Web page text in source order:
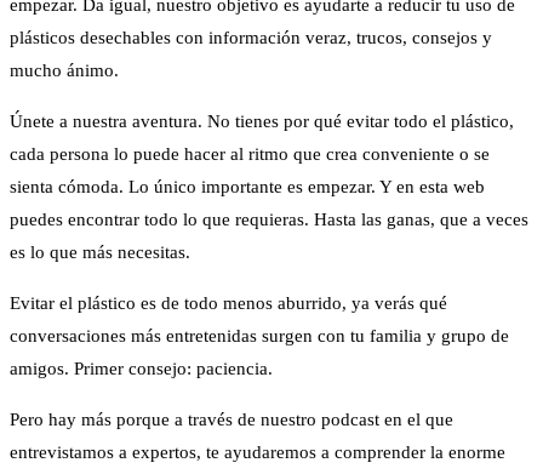
empezar. Da igual, nuestro objetivo es ayudarte a reducir tu uso de
plásticos desechables con información veraz, trucos, consejos y
mucho ánimo.
Únete a nuestra aventura. No tienes por qué evitar todo el plástico,
cada persona lo puede hacer al ritmo que crea conveniente o se
sienta cómoda. Lo único importante es empezar. Y en esta web
puedes encontrar todo lo que requieras. Hasta las ganas, que a veces
es lo que más necesitas.
Evitar el plástico es de todo menos aburrido, ya verás qué
conversaciones más entretenidas surgen con tu familia y grupo de
amigos. Primer consejo: paciencia.
Pero hay más porque a través de nuestro podcast en el que
entrevistamos a expertos, te ayudaremos a comprender la enorme